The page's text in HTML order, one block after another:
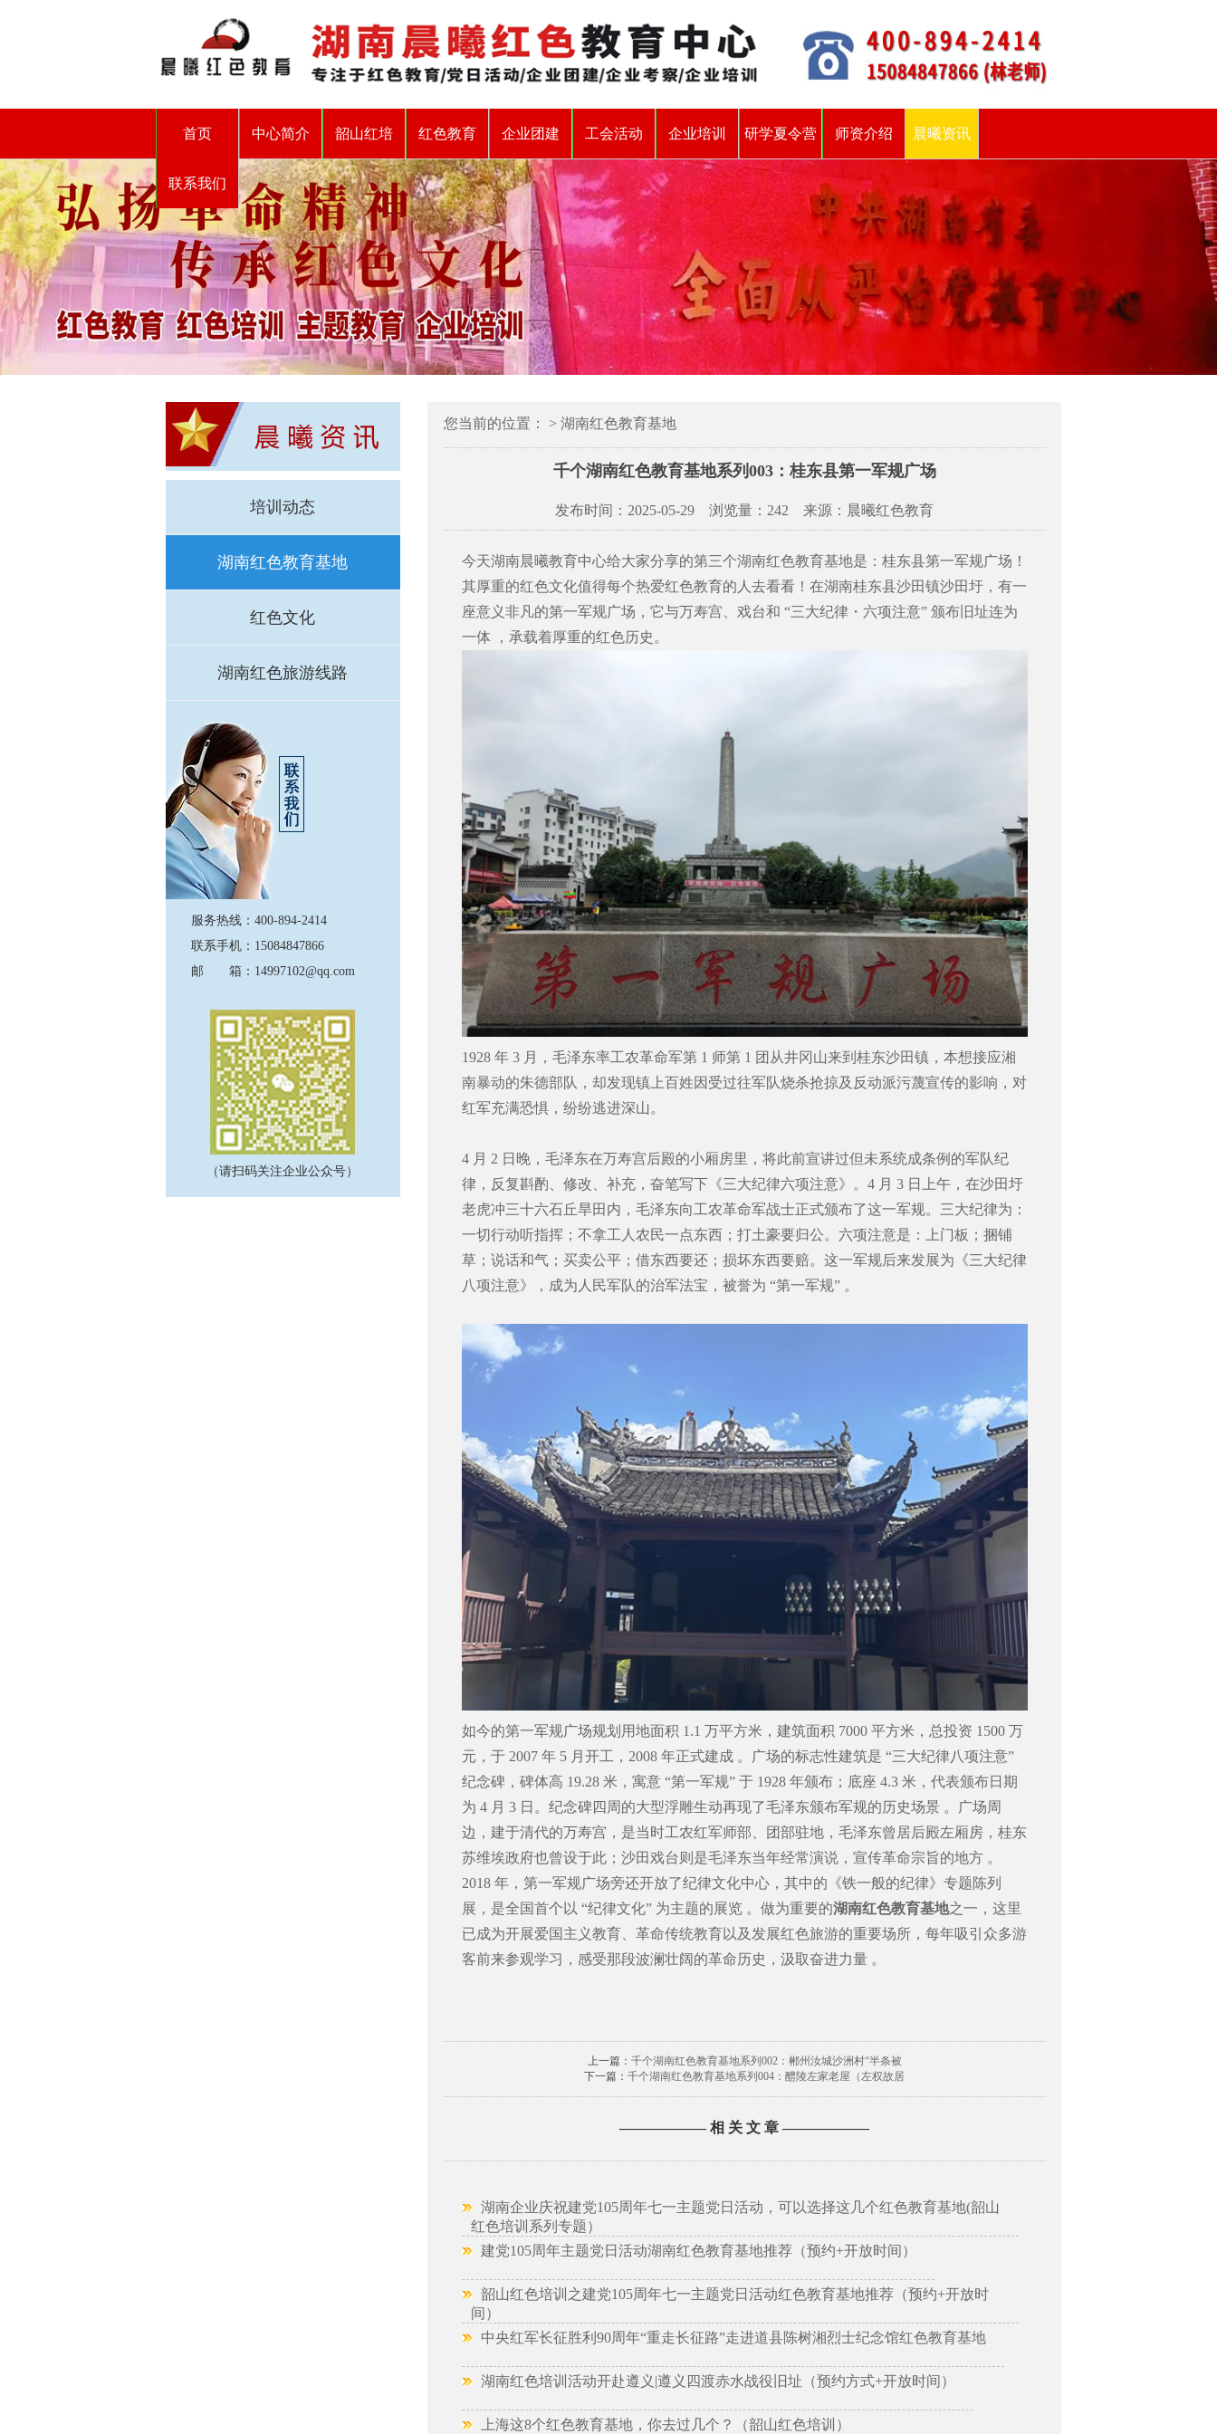
首页 中心简介 韶山红培 红色教育 企业团建 工会活动 企业培训 研学夏令营 师资介绍 晨曦资讯
联系我们
培训动态
湖南红色教育基地
红色文化
湖南红色旅游线路
服务热线：400-894-2414
联系手机：15084847866
邮 箱：14997102@qq.com
（请扫码关注企业公众号）
您当前的位置： > 湖南红色教育基地
千个湖南红色教育基地系列003：桂东县第一军规广场
发布时间：2025-05-29 浏览量： 242 来源：晨曦红色教育
今天湖南晨曦教育中心给大家分享的第三个湖南红色教育基地是：桂东县第一军规广场！
其厚重的红色文化值得每个热爱红色教育的人去看看！在湖南桂东县沙田镇沙田圩，有一
座意义非凡的第一军规广场，它与万寿宫、戏台和 “三大纪律・六项注意” 颁布旧址连为
一体 ，承载着厚重的红色历史。
1928 年 3 月，毛泽东率工农革命军第 1 师第 1 团从井冈山来到桂东沙田镇，本想接应湘
南暴动的朱德部队，却发现镇上百姓因受过往军队烧杀抢掠及反动派污蔑宣传的影响，对
红军充满恐惧，纷纷逃进深山。
4 月 2 日晚，毛泽东在万寿宫后殿的小厢房里，将此前宣讲过但未系统成条例的军队纪
律，反复斟酌、修改、补充，奋笔写下《三大纪律六项注意》。4 月 3 日上午，在沙田圩
老虎冲三十六石丘旱田内，毛泽东向工农革命军战士正式颁布了这一军规。三大纪律为：
一切行动听指挥；不拿工人农民一点东西；打土豪要归公。六项注意是：上门板；捆铺
草；说话和气；买卖公平；借东西要还；损坏东西要赔。这一军规后来发展为《三大纪律
八项注意》，成为人民军队的治军法宝，被誉为 “第一军规” 。
如今的第一军规广场规划用地面积 1.1 万平方米，建筑面积 7000 平方米，总投资 1500 万
元，于 2007 年 5 月开工，2008 年正式建成 。广场的标志性建筑是 “三大纪律八项注意”
纪念碑，碑体高 19.28 米，寓意 “第一军规” 于 1928 年颁布；底座 4.3 米，代表颁布日期
为 4 月 3 日。纪念碑四周的大型浮雕生动再现了毛泽东颁布军规的历史场景 。广场周
边，建于清代的万寿宫，是当时工农红军师部、团部驻地，毛泽东曾居后殿左厢房，桂东
苏维埃政府也曾设于此；沙田戏台则是毛泽东当年经常演说，宣传革命宗旨的地方 。
2018 年，第一军规广场旁还开放了纪律文化中心，其中的《铁一般的纪律》专题陈列
展，是全国首个以 “纪律文化” 为主题的展览 。做为重要的湖南红色教育基地之一，这里
已成为开展爱国主义教育、革命传统教育以及发展红色旅游的重要场所，每年吸引众多游
客前来参观学习，感受那段波澜壮阔的革命历史，汲取奋进力量 。
上一篇： 千个湖南红色教育基地系列002：郴州汝城沙洲村“半条被
下一篇： 千个湖南红色教育基地系列004：醴陵左家老屋（左权故居
—————— 相 关 文 章 ——————
湖南企业庆祝建党105周年七一主题党日活动，可以选择这几个红色教育基地(韶山
红色培训系列专题）
建党105周年主题党日活动湖南红色教育基地推荐（预约+开放时间）
韶山红色培训之建党105周年七一主题党日活动红色教育基地推荐（预约+开放时
间）
中央红军长征胜利90周年“重走长征路”走进道县陈树湘烈士纪念馆红色教育基地
湖南红色培训活动开赴遵义|遵义四渡赤水战役旧址（预约方式+开放时间）
上海这8个红色教育基地，你去过几个？（韶山红色培训）